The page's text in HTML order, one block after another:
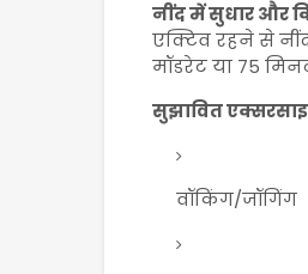
नींद में सुधार और
एक्टिव रहने से
मॉडरेट या 75
सुझावित
वॉकिंग/जॉगिंग